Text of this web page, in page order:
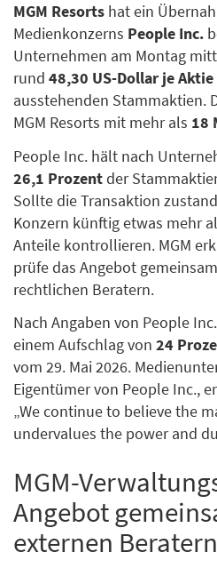
MGM Resorts hat ein
Medienkonzerns People Inc.
Unternehmen am Montag
rund 48,30 US-Dollar je Aktie
ausstehenden Stammaktien.
MGM Resorts mit mehr als 18
People Inc. hält nach
26,1 Prozentder
Sollte die Transaktion
Konzern künftig etwas mehr
Anteile kontrollieren. MGM
prüfe das Angebot
rechtlichen Beratern.
Nach Angaben von People
einem Aufschlag von 24
vom 29. Mai 2026.
Eigentümer von People Inc.,
„We continue to believe the
undervalues the power and
MGM-
Angebot
externen Beratern